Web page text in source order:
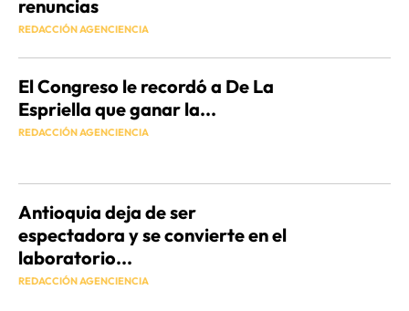
renuncias
REDACCIÓN AGENCIENCIA
El Congreso le recordó a De La
Espriella que ganar la...
REDACCIÓN AGENCIENCIA
Antioquia deja de ser
espectadora y se convierte en el
laboratorio...
REDACCIÓN AGENCIENCIA